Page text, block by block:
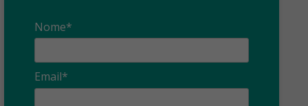
Nome*
Email*